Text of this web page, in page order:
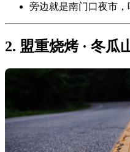
旁边就是南门口夜市
2. 盟重烧烤 · 冬瓜